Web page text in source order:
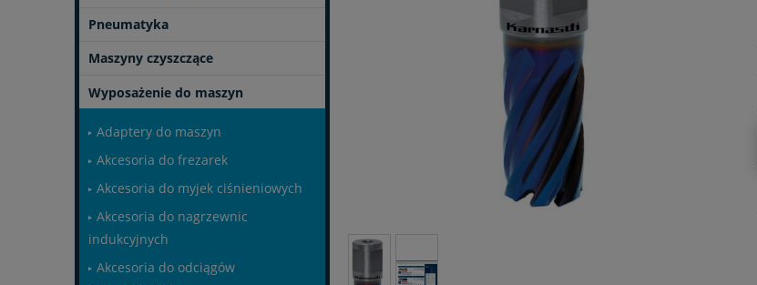
Pneumatyka
Maszyny czyszczące
Wyposażenie do maszyn
Adaptery do maszyn
Akcesoria do frezarek
Akcesoria do myjek ciśnieniowych
Akcesoria do nagrzewnic
indukcyjnych
Akcesoria do odciągów